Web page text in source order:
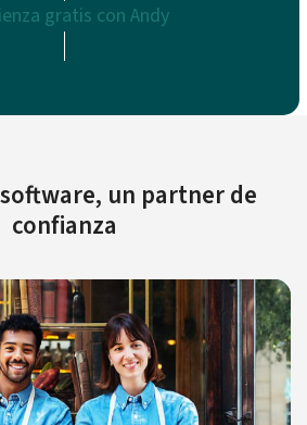
gratis con Andy
un partner de
confianza